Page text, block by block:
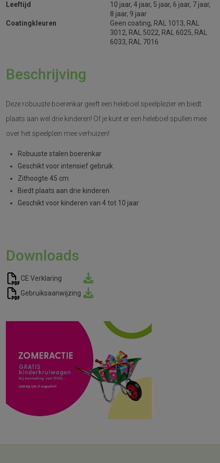
Leeftijd
10 jaar, 4 jaar, 5 jaar, 6 jaar, 7 jaar,
8 jaar, 9 jaar
Coatingkleuren
Geen coating, RAL 1013, RAL
3012, RAL 5022, RAL 6025, RAL
6033, RAL 7016
Beschrijving
Deze robuuste boerenkar geeft een heleboel speelplezier en biedt
plaats aan wel drie kinderen! Of je kunt er een heleboel spullen mee
over het speelplein mee verhuizen!
Robuuste stalen boerenkar
Geschikt voor intensief gebruik
Zithoogte 45 cm
Biedt plaats aan drie kinderen
Geschikt voor kinderen van 4 tot 10 jaar
Downloads
CE Verklaring
Gebruiksaanwijzing